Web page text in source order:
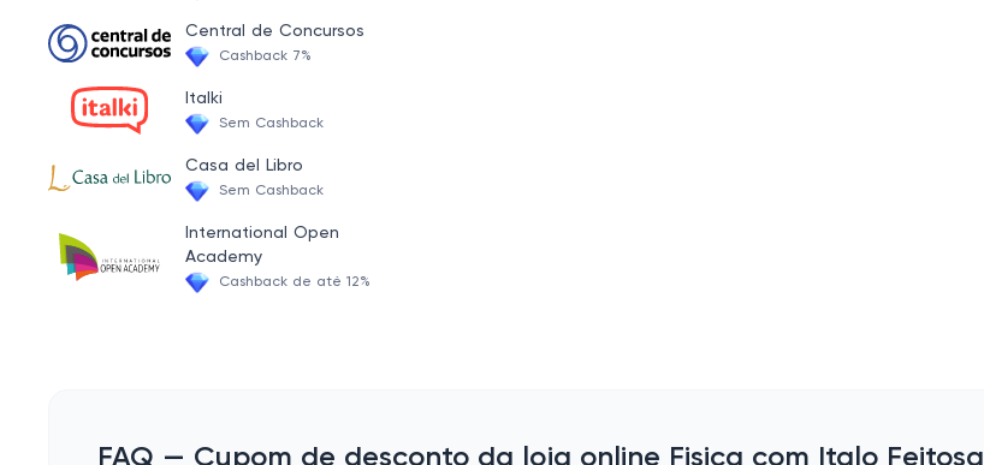
Cursos online de Animais e Pets
Cursos online de Música e artes
Central de Concursos
Cashback 7%
Italki
Sem Cashback
Casa del Libro
Sem Cashback
International Open
Academy
Cashback de até 12%
FAQ — Cupom de desconto da loja online Fisica com Italo Feitosa